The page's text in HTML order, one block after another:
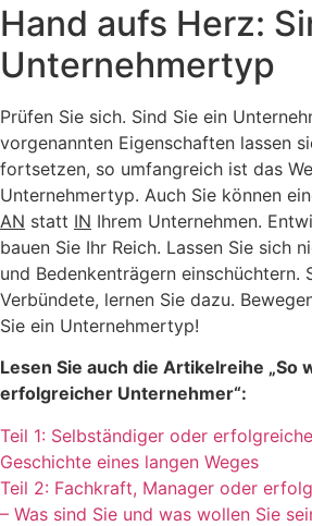
Hand aufs Herz:
Unternehmertyp
Prüfen Sie sich. Sind Sie ein
vorgenannten Eigenschaften lassen
fortsetzen, so umfangreich ist das
Unternehmertyp. Auch Sie können
AN statt IN Ihrem Unternehmen.
bauen Sie Ihr Reich. Lassen Sie sich
und Bedenkenträgern einschüchtern.
Verbündete, lernen Sie dazu.
Sie ein Unternehmertyp!
Lesen Sie auch die Artikelreihe „So
erfolgreicher Unternehmer“:
Teil 1: Selbständiger oder
Geschichte eines langen Weges
Teil 2: Fachkraft, Manager oder
– Was sind Sie und was wollen Sie